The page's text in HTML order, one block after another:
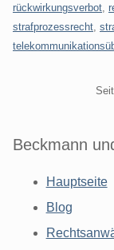
rückwirkungsverbot
strafprozessrecht
Beckmann
Hauptseite
Blog